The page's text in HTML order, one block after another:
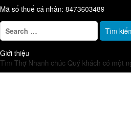
Mã số thuế cá nhân: 8473603489
T
k
ế
Giới thiệu
Tìm Thợ Nhanh chúc Quý khách có một